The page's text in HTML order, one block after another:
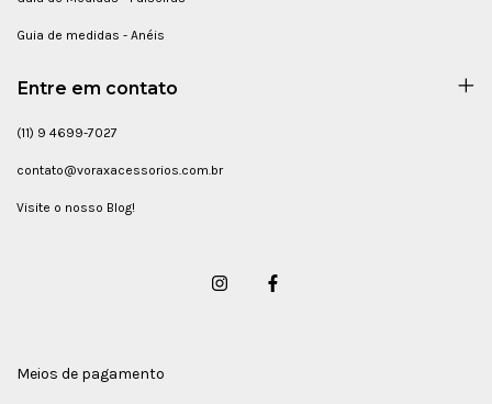
Guia de medidas - Anéis
Entre em contato
(11) 9 4699-7027
contato@voraxacessorios.com.br
Visite o nosso Blog!
Meios de pagamento